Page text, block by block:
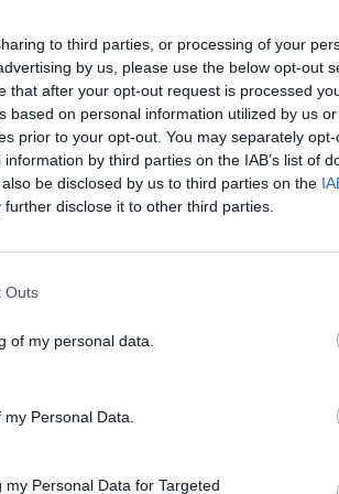
to third parties, or processing of your
by us, please use the below opt-out
that after your opt-out request is processed
based on personal information utilized by us
prior to your opt-out. You may separately
by third parties on the IAB’s list of
be disclosed by us to third parties on the
further disclose it to other third parties.
Outs
of my personal data.
Personal Data.
Personal Data for Targeted
forintra nőtt az alapítványi
így hatalmas érték kerülhet újra
fenntartó kekvákat
hogy mi legyen az egyetemek
meglehetősen hosszú, és olyan,
ki közfeladatokat és állami
kekvák megszüntetése, amelyet az
a nem egyetemi alapítványokat...